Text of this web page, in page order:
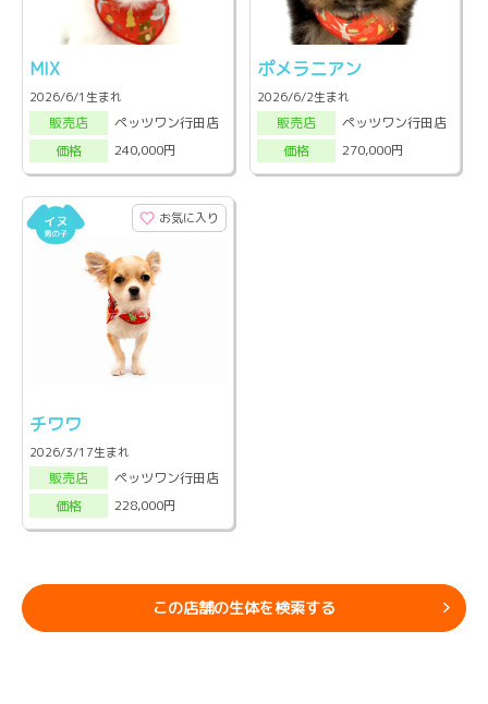
MIX
2026/6/1生まれ
販売店
ペッツワン行田店
価格
240,000円
ポメラニアン
2026/6/2生まれ
販売店
ペッツワン行田店
価格
270,000円
お気に入り
チワワ
2026/3/17生まれ
販売店
ペッツワン行田店
価格
228,000円
この店舗の生体を検索する